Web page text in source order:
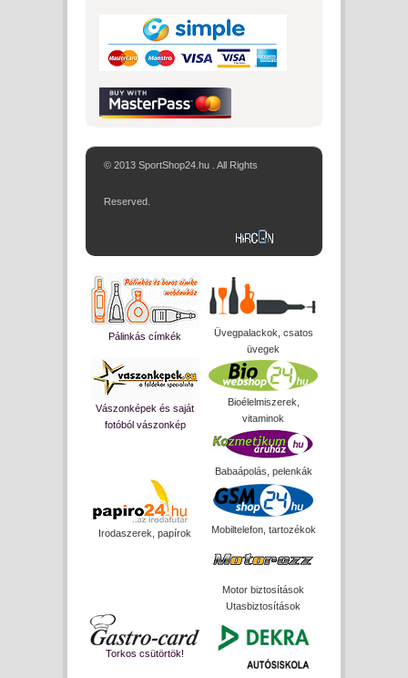
© 2013 SportShop24.hu . All Rights
Reserved.
Pálinkás címkék
Üvegpalackok, csatos
üvegek
Vászonképek és saját
fotóból vászonkép
Bioélelmiszerek,
vitaminok
Babaápolás, pelenkák
Irodaszerek, papírok Mobiltelefon, tartozékok
Motor biztosítások
Utasbiztosítások
Torkos csütörtök!